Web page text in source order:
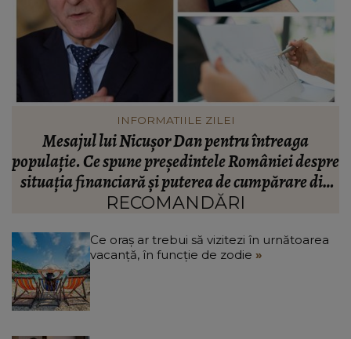
VEDETE
Valentin Sanfira, acuzații despre infidelitate? Ce
mărturisiri a făcut artistul de muzică populară:
“Doi ochi ce m-au înșelat.”
RECOMANDĂRI
Ce oraș ar trebui să vizitezi în urnătoarea
vacanță, în funcție de zodie